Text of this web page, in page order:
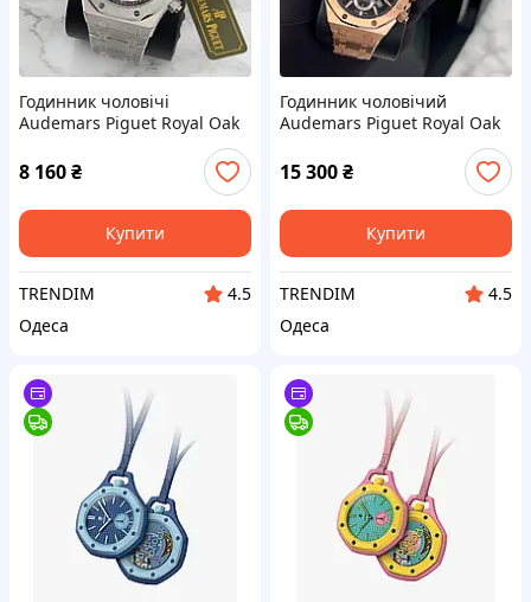
Годинник чоловічі
Audemars Piguet Royal Oak
8 160₴
Купити
TRENDIM
4.5
Одеса
Годинник чоловічий
Audemars Piguet Royal Oak
15 300₴
Купити
TRENDIM
4.5
Одеса